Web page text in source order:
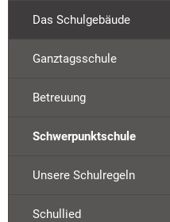
Das Schulgebäude
Ganztagsschule
Betreuung
Schwerpunktschule
Unsere Schulregeln
Schullied